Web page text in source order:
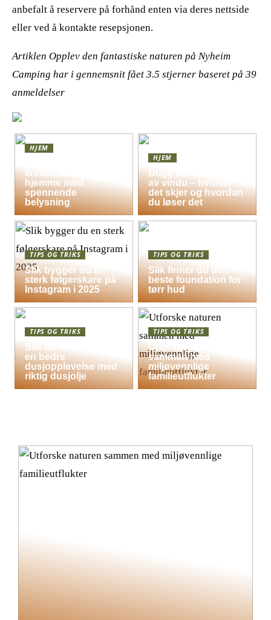
anbefalt å reservere på forhånd enten via deres nettside
eller ved å kontakte resepsjonen.
Artiklen Opplev den fantastiske naturen på Nyheim
Camping har i gennemsnit fået 3.5 stjerner baseret på 39
anmeldelser
HJEM
kreativ atmosfære
hjemme med
spennende
belysning
HJEM
Dugg på indersiden
av vindu – hvorfor
det skjer og hvordan
du løser det
TIPS OG TRIKS
Slik bygger du en
sterk følgerskare på
Instagram i 2025
TIPS OG TRIKS
Slik finner du den
beste foundation for
tørr hud
TIPS OG TRIKS
Slik får hele familien
en bedre
dusjopplevelse med
riktig dusjolje
TIPS OG TRIKS
Utforske naturen
sammen med
miljøvennlige
familieutflukter